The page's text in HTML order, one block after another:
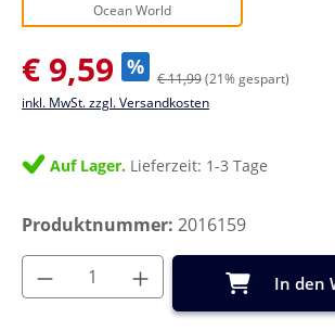
Ocean World
Verkaufspreis:
€ 9,59 % € 11,99(21% gespart)
inkl. MwSt. zzgl. Versandkosten
Auf Lager. Lieferzeit: 1-3 Tage
Produktnummer: 2016159
Produkt Anzahl: Gib den
In den